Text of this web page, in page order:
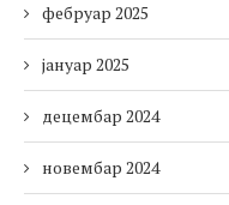
фебруар 2025
јануар 2025
децембар 2024
новембар 2024